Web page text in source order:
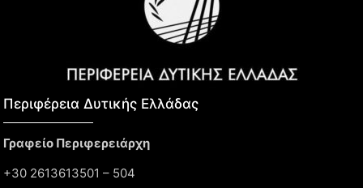
Περιφέρεια Δυτικής Ελλάδας​
Γραφείο Περιφερειάρχη
+30 2613613501 – 504